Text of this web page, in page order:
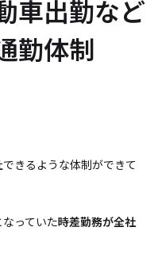
車出勤など
勤体制
きるような体制ができて
っていた時差勤務が全社